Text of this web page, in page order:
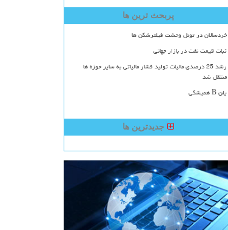
پربحث ترین ها
خردسالان در تونل وحشت فیلترشکن ها
ثبات قیمت نفت در بازار جهانی
رشد 25 درصدی مالیات تولید فشار مالیاتی به سایر حوزه ها
منتقل شد
پلن B همیشگی
جدیدترین ها